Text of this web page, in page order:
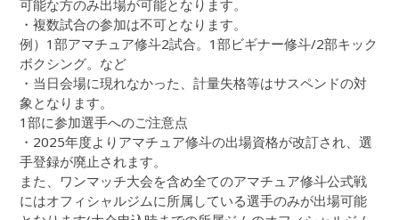
可能な方のみ出場が可能となります。
・複数試合の参加は不可となります。
例）1部アマチュア修斗2試合。1部ビギナー修斗/2部キック
ボクシング。など
・当日会場に現れなかった、計量失格等はサスペンドの対
象となります。
1部に参加選手へのご注意点
・2025年度よりアマチュア修斗の出場資格が改訂され、選
手登録が廃止されます。
また、ワンマッチ大会を含め全てのアマチュア修斗公式戦
にはオフィシャルジムに所属している選手のみが出場可能